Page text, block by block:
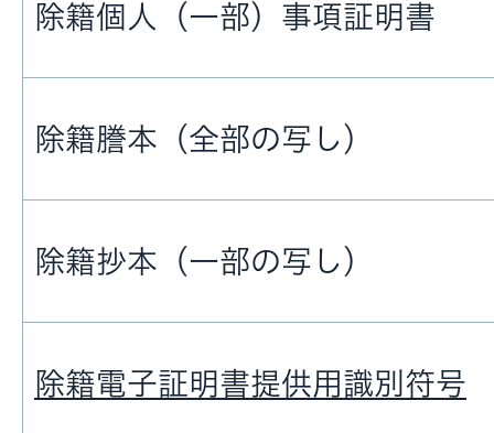
除籍個人（一部）事項証明書
除籍謄本（全部の写し）
除籍抄本（一部の写し）
除籍電子証明書提供用識別符号